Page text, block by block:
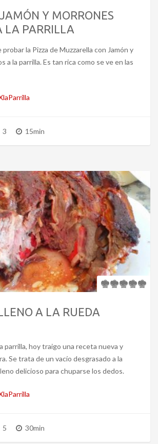
Y MORRONES
LA PARRILLA
la Pizza de Muzzarella con Jamón y
a la parrilla. Es tan rica como se ve en las
3 15min
A LA RUEDA
parrilla, hoy traigo una receta nueva y
Se trata de un vacío desgrasado a la
delicioso para chuparse los dedos.
5 30min